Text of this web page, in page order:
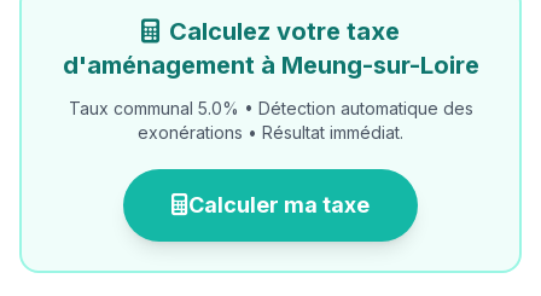
Calculez votre taxe
d'aménagement à Meung-sur-Loire
Taux communal 5.0% • Détection automatique des
exonérations • Résultat immédiat.
Calculer ma taxe